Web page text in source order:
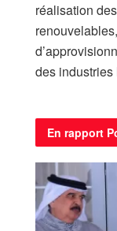
réalisation
des industries
En rapport